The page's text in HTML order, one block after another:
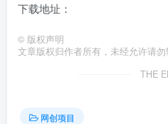
下载地址：
© 版权声明
文章版权归作者所有，未经允许请勿
THE
网创项目